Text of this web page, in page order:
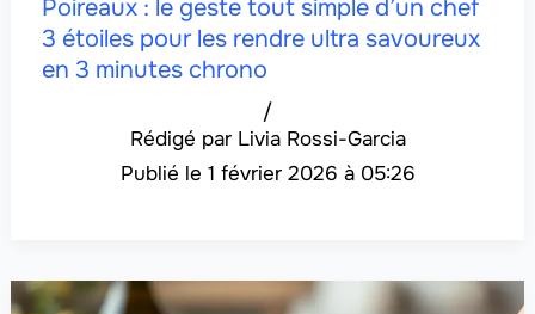
Poireaux : le geste tout simple d’un chef
3 étoiles pour les rendre ultra savoureux
en 3 minutes chrono
Livia Rossi-Garcia
/
1 février 2026 à 05:26